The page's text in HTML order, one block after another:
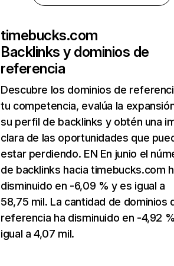
timebucks.com
Backlinks y dominios de
referencia
Descubre los dominios de
tu competencia, evalúa la
su perfil de backlinks y obtén una
clara de las oportunidades que
estar perdiendo. EN En junio el
de backlinks hacia timebucks.com
disminuido en -6,09 % y es igual a
58,75 mil. La cantidad de dominios
referencia ha disminuido en -4,92
igual a 4,07 mil.